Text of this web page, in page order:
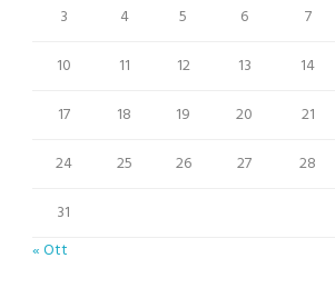
3
4 5 6 7
10
11 12 13 14
17
18 19 20 21
24
25 26 27 28
31
« Ott